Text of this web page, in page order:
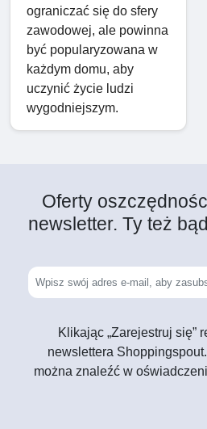
ograniczać się do sfery
zawodowej, ale powinna
być popularyzowana w
każdym domu, aby
uczynić życie ludzi
wygodniejszym.
Oferty
newsletter. Ty też
Klikając „Zarejestruj się”
newslettera
można znaleźć w